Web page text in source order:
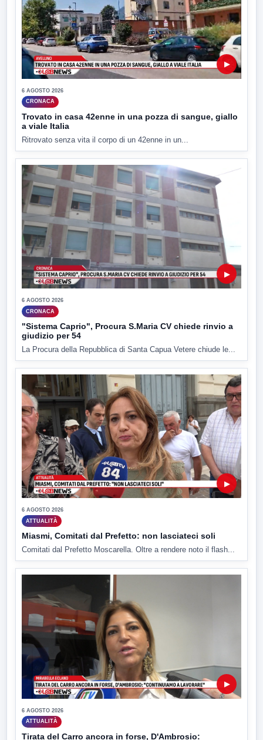
▶
6 AGOSTO 2026
CRONACA
Trovato in casa 42enne in una pozza di sangue, giallo
a viale Italia
Ritrovato senza vita il corpo di un 42enne in un...
▶
6 AGOSTO 2026
CRONACA
"Sistema Caprio", Procura S.Maria CV chiede rinvio a
giudizio per 54
La Procura della Repubblica di Santa Capua Vetere chiude le...
▶
6 AGOSTO 2026
ATTUALITÀ
Miasmi, Comitati dal Prefetto: non lasciateci soli
Comitati dal Prefetto Moscarella. Oltre a rendere noto il flash...
▶
6 AGOSTO 2026
ATTUALITÀ
Tirata del Carro ancora in forse, D'Ambrosio: